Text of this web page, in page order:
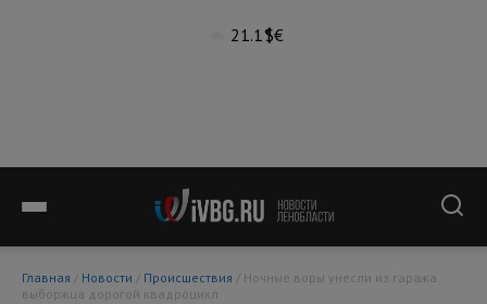
21.1°$€
Главная / Новости / Происшествия
выборжца дорогой квадроцикл